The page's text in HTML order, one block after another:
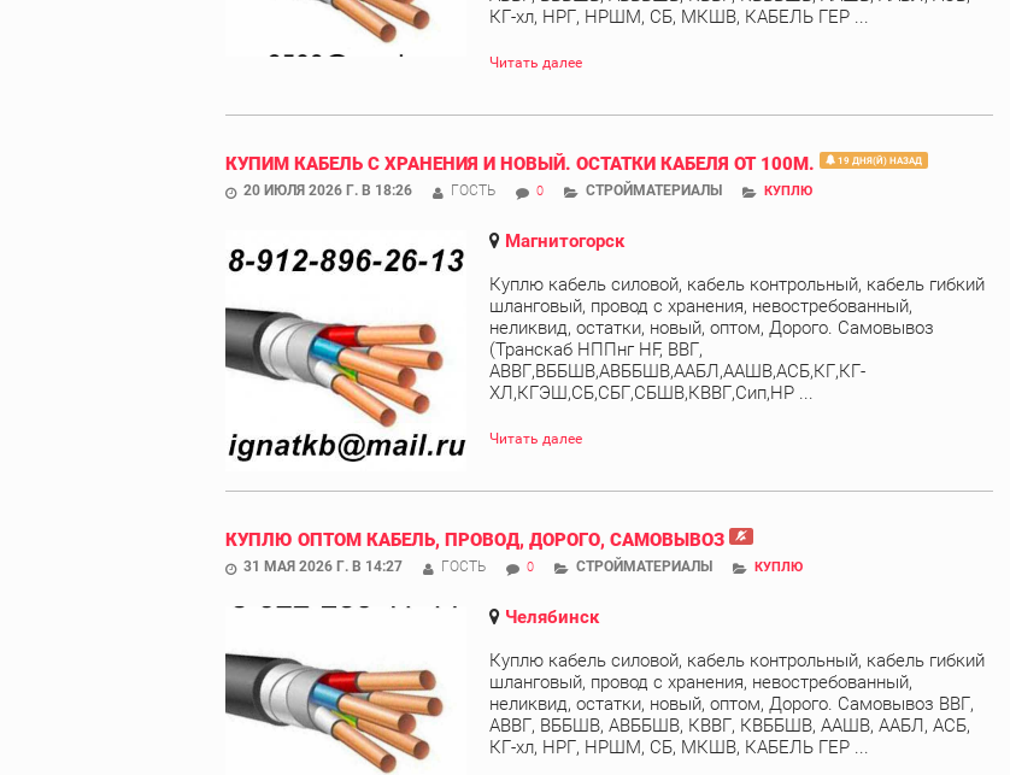
КГ-хл, НРГ, НРШМ, СБ, МКШВ, КАБЕЛЬ ГЕР ...
Читать далее
КУПИМ КАБЕЛЬ С ХРАНЕНИЯ И НОВЫЙ. ОСТАТКИ КАБЕЛЯ ОТ 100М. 19 ДНЯ(Й) НАЗАД
20 ИЮЛЯ 2026 Г. В 18:26 ГОСТЬ 0 СТРОЙМАТЕРИАЛЫ КУПЛЮ
Магнитогорск
Куплю кабель силовой, кабель контрольный, кабель гибкий
шланговый, провод с хранения, невостребованный,
неликвид, остатки, новый, оптом, Дорого. Самовывоз
(Транскаб НППнг HF, ВВГ,
АВВГ,ВББШВ,АВББШВ,ААБЛ,ААШВ,АСБ,КГ,КГ-
ХЛ,КГЭШ,СБ,СБГ,СБШВ,КВВГ,Сип,НР ...
Читать далее
КУПЛЮ ОПТОМ КАБЕЛЬ, ПРОВОД, ДОРОГО, САМОВЫВОЗ
31 МАЯ 2026 Г. В 14:27 ГОСТЬ 0 СТРОЙМАТЕРИАЛЫ КУПЛЮ
Челябинск
Куплю кабель силовой, кабель контрольный, кабель гибкий
шланговый, провод с хранения, невостребованный,
неликвид, остатки, новый, оптом, Дорого. Самовывоз ВВГ,
АВВГ, ВББШВ, АВББШВ, КВВГ, КВББШВ, ААШВ, ААБЛ, АСБ,
КГ-хл, НРГ, НРШМ, СБ, МКШВ, КАБЕЛЬ ГЕР ...